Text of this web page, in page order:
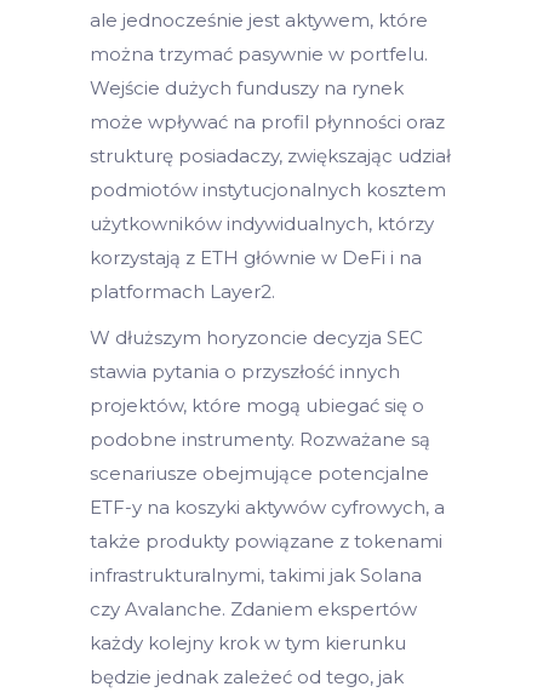
ale jednocześnie jest aktywem, które
można trzymać pasywnie w portfelu.
Wejście dużych funduszy na rynek
może wpływać na profil płynności oraz
strukturę posiadaczy, zwiększając udział
podmiotów instytucjonalnych kosztem
użytkowników indywidualnych, którzy
korzystają z ETH głównie w DeFi i na
platformach Layer2.
W dłuższym horyzoncie decyzja SEC
stawia pytania o przyszłość innych
projektów, które mogą ubiegać się o
podobne instrumenty. Rozważane są
scenariusze obejmujące potencjalne
ETF-y na koszyki aktywów cyfrowych, a
także produkty powiązane z tokenami
infrastrukturalnymi, takimi jak Solana
czy Avalanche. Zdaniem ekspertów
każdy kolejny krok w tym kierunku
będzie jednak zależeć od tego, jak